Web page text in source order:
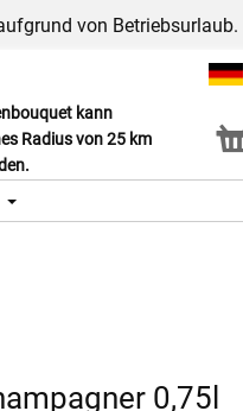
von Betriebsurlaub.
kann
Radius von 25 km
0,75l